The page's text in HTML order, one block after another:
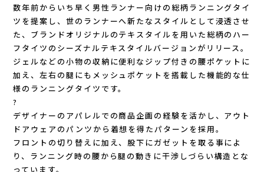
milestone(マイルストーン)
MOUNTAIN HARD WEAR(マウンテンハー
ドウェア)
MYSTERY RANCH (ミステリーランチ)
New Era(ニューエラ)
数年前からいち早く男性ランナー向けの総柄ランニングタイ
ツを提案し、世のランナーへ新たなスタイルとして浸透させ
た、ブランドオリジナルのテキスタイルを用いた総柄のハー
フタイツのシーズナルテキスタイルバージョンがリリース。
ジェルなどの小物の収納に便利なジップ付きの腰ポケットに
加え、左右の腿にもメッシュポケットを搭載した機能的な仕
様のランニングタイツです。
?
デザイナーのアパレルでの商品企画の経験を活かし、アウト
ドアウェアのパンツから着想を得たパターンを採用。
フロントの切り替えに加え、股下にガゼットを取る事によ
り、ランニング時の腰から腿の動きに干渉しづらい構造とな
っています。